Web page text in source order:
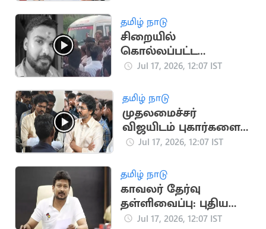
நியமனம்
தமிழ் நாடு
சிறையில்
கொல்லப்பட்ட
சபரிவர்மன் உடலுடன்
போராட்டம்
Jul 17, 2026, 12:07 IST
தமிழ் நாடு
முதலமைச்சர்
விஜயிடம் புகார்களை
அடுக்கிய விடுதி
Jul 17, 2026, 12:07 IST
தமிழ் நாடு
காவலர் தேர்வு
தள்ளிவைப்பு: புதிய
அரசுக்கு உதயநிதி
Jul 17, 2026, 12:07 IST